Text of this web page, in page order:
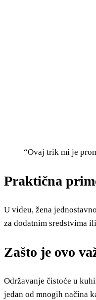
“Ovaj trik mi je
Praktična
U videu, žena
za dodatnim sredstvima
Zašto je ovo
Održavanje čistoće u
jedan od mnogih načina